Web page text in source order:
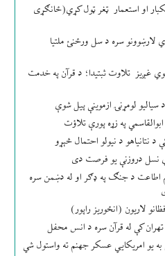
او استعمار ټغر ټول کړي(ځانګړی
لارښوونو سره د سل ورځنئ ملتیا
غږیز تلاوت ثبتیدا؛ د قرآن په خدمت
سیالیو لومړنۍ ازموینې پیل شوې
په زړه پورې تلاؤت
نتانیاهو د نیولو احتمال څېړو
نسل دروزنې یو فرصت دی
اطاعت د جنګ په ډګر او له دښمن سره
لاریون (انځوریز راپور)
کې له قرآن سره د انس محفل
یو امریکایي عسکر جهنم ته واستول شي